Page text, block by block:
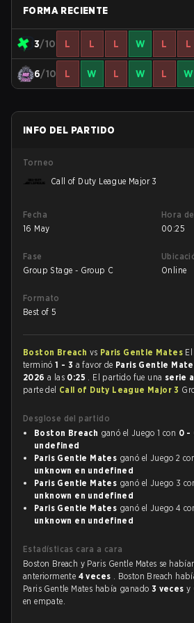
FORMA RECIENTE
3/10 L L L W L L
6/10 L W L W L W
INFO DEL PARTIDO
Torneo
Call of Duty League Major 3
Fecha
16 May
Hora
00:25
Fase
Group Stage - Group C
Online
Formato
Best of 5
Boston Breach vs Paris Gentle Mates
terminó1 - 3 a favor de Paris Gentle
2026 a las 0:25 . El partido fue una serie
parte del Call of Duty League Major 3
Desglose del partido
Boston Breach ganó el Juego 1 con 0 -
undefined
Paris Gentle Mates ganó el Juego 2
unknown en undefined
Paris Gentle Mates ganó el Juego 3
unknown en undefined
Paris Gentle Mates ganó el Juego 4
unknown en undefined
Estadísticas cara a cara
Boston Breach y Paris Gentle Mates se
anteriormente 4 veces . Boston Breach
Paris Gentle Mates había ganado 3 vecesy
en empate.